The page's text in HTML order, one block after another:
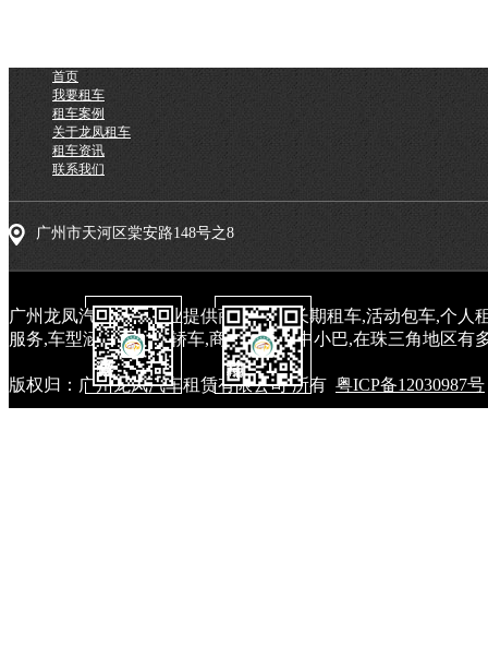
首页
我要租车
租车案例
关于龙凤租车
租车资讯
联系我们
广州市天河区棠安路148号之8
广州龙凤汽车租赁专业提供商务租车,长期租车,活动包车,个
服务,车型涵盖中高端轿车,商务车和大中小巴,在珠三角地区有
版权归：广州龙凤汽车租赁有限公司 所有 粤ICP备12030987号